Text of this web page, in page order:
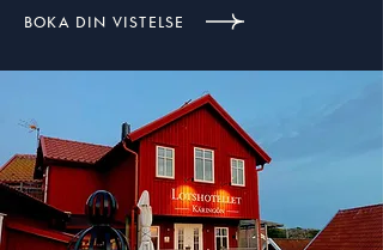
BOKA DIN VISTELSE